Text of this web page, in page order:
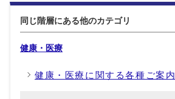
同じ階層にある他のカテゴリ
健康・医療
健康・医療に関する各種ご案内